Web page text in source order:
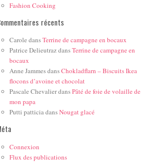
Fashion Cooking
récents
Carole dansTerrine de campagne en bocaux
Patrice DelieutrazdansTerrine de campagne en
bocaux
Anne JammesdansChokladflarn – Biscuits Ikea
flocons d’avoine et chocolat
Pascale ChevalierdansPâté de foie de volaille de
mon papa
Putti patticiadansNougat glacé
Connexion
Flux des publications